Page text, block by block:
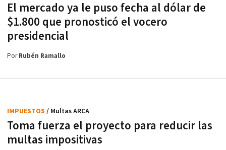
El mercado ya le puso fecha al dólar de
$1.800 que pronosticó el vocero
presidencial
PorRubén Ramallo
Toma fuerza el proyecto para reducir las
multas impositivas
IMPUESTOS / Multas ARCA